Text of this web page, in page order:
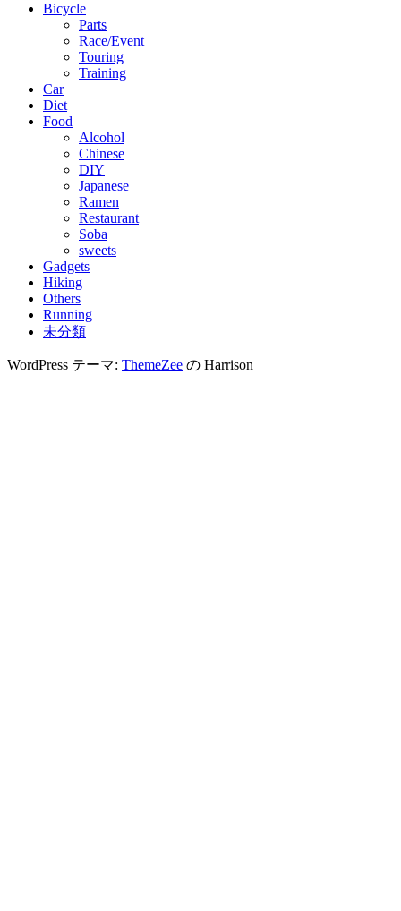
Bicycle
Parts
Race/Event
Touring
Training
Car
Diet
Food
Alcohol
Chinese
DIY
Japanese
Ramen
Restaurant
Soba
sweets
Gadgets
Hiking
Others
Running
未分類
WordPress テーマ: ThemeZee の Harrison